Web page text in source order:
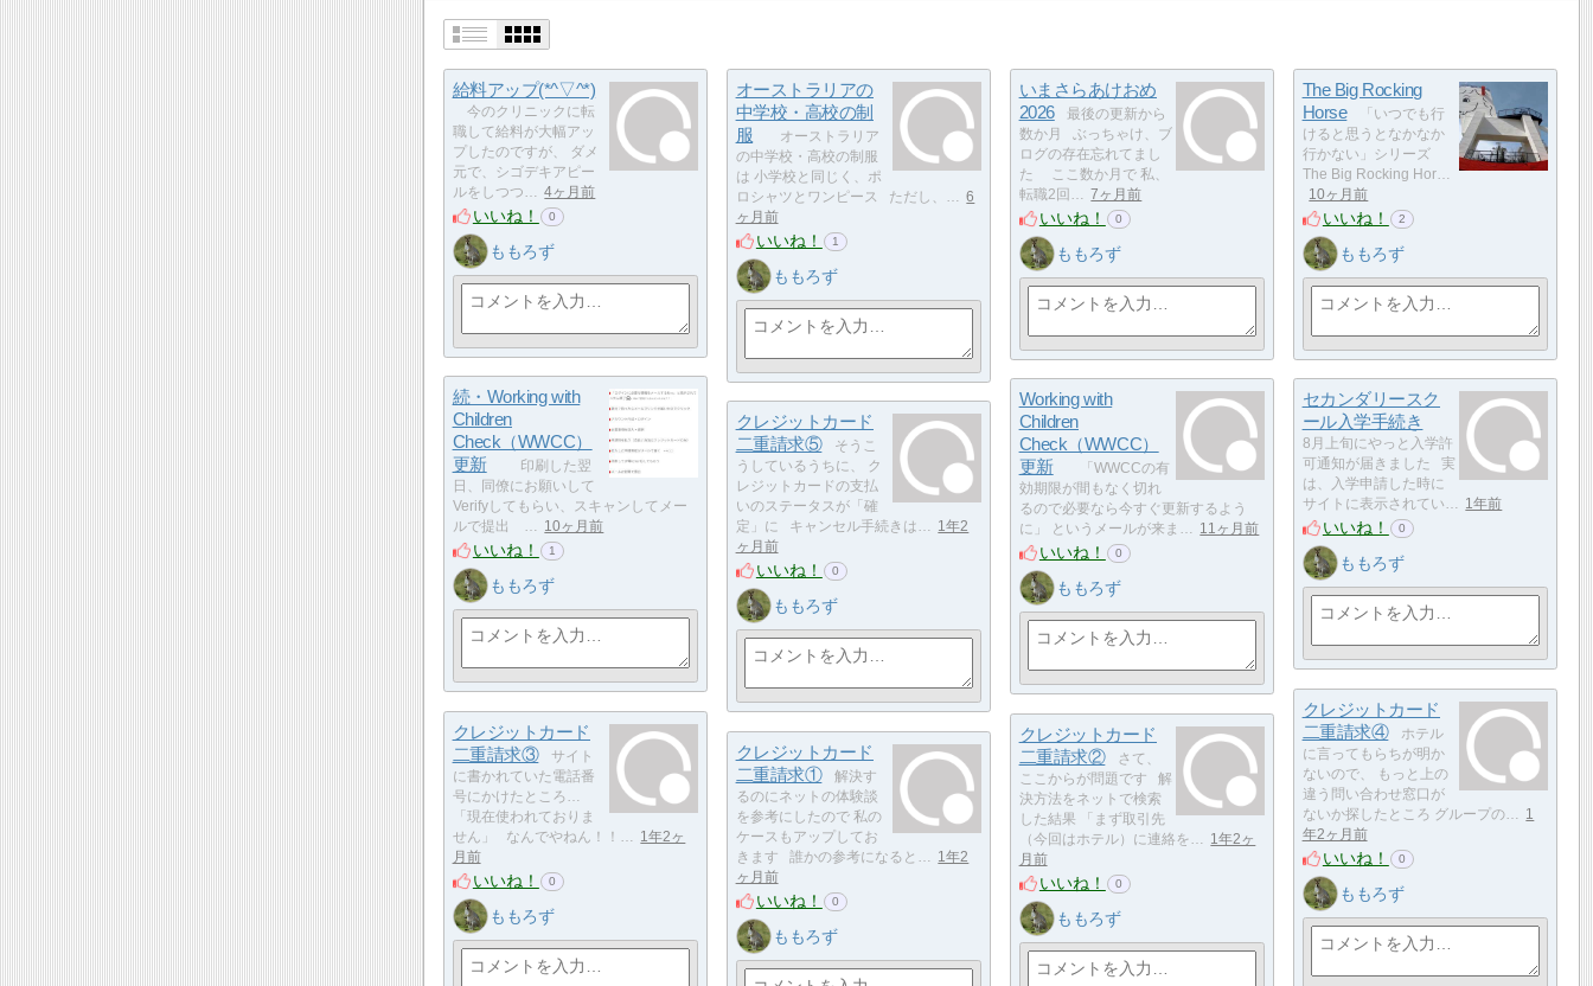
給料アップ(*^▽^*)
今のクリニックに転
職して給料が大幅アッ
プしたのですが、 ダメ
元で、シゴデキアピー
ルをしつつ…
4ヶ月前
いいね！ 0
ももろず
オーストラリアの
中学校・高校の制
服
オーストラリア
の中学校・高校の制服
は 小学校と同じく、ポ
ロシャツとワンピース ただし、…
6
ヶ月前
いいね！ 1
ももろず
いまさらあけおめ
2026
最後の更新から
数か月 ぶっちゃけ、ブ
ログの存在忘れてまし
た ここ数か月で 私、
転職2回…
7ヶ月前
いいね！ 0
ももろず
The Big Rocking
Horse
「いつでも行
けると思うとなかなか
行かない」シリーズ
The Big Rocking Hor…
10ヶ月前
いいね！ 2
ももろず
続・Working with
Children
Check（WWCC）
更新
印刷した翌
日、同僚にお願いして
Verifyしてもらい、スキャンしてメー
ルで提出 …
10ヶ月前
いいね！ 1
ももろず
Working with
Children
Check（WWCC）
更新
「WWCCの有
効期限が間もなく切れ
るので必要なら今すぐ更新するよう
に」 というメールが来ま…
11ヶ月前
いいね！ 0
ももろず
セカンダリースク
ール入学手続き
8月上旬にやっと入学許
可通知が届きました 実
は、入学申請した時に
サイトに表示されてい…
1年前
いいね！ 0
ももろず
クレジットカード
二重請求⑤
そうこ
うしているうちに、 ク
レジットカードの支払
いのステータスが「確
定」に キャンセル手続きは…
1年2
ヶ月前
いいね！ 0
ももろず
クレジットカード
二重請求④
ホテル
に言ってもらちが明か
ないので、 もっと上の
違う問い合わせ窓口が
ないか探したところ グループの…
1
年2ヶ月前
いいね！ 0
ももろず
クレジットカード
二重請求③
サイト
に書かれていた電話番
号にかけたところ…
「現在使われておりま
せん」 なんでやねん！！…
1年2ヶ
月前
いいね！ 0
ももろず
クレジットカード
二重請求②
さて、
ここからが問題です 解
決方法をネットで検索
した結果 「まず取引先
（今回はホテル）に連絡を…
1年2ヶ
月前
いいね！ 0
ももろず
クレジットカード
二重請求①
解決す
るのにネットの体験談
を参考にしたので 私の
ケースもアップしてお
きます 誰かの参考になると…
1年2
ヶ月前
いいね！ 0
ももろず